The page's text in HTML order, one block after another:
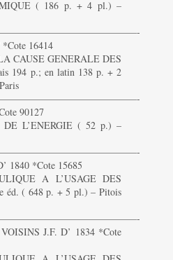
( 186 p. + 4 pl.) –
16414
CAUSE GENERALE DES
194 p.; en latin 138 p. + 2
90127
L’ENERGIE ( 52 p.) –
1840 *Cote 15685
A L’USAGE DES
éd. ( 648 p. + 5 pl.) – Pitois
J.F. D’ 1834 *Cote